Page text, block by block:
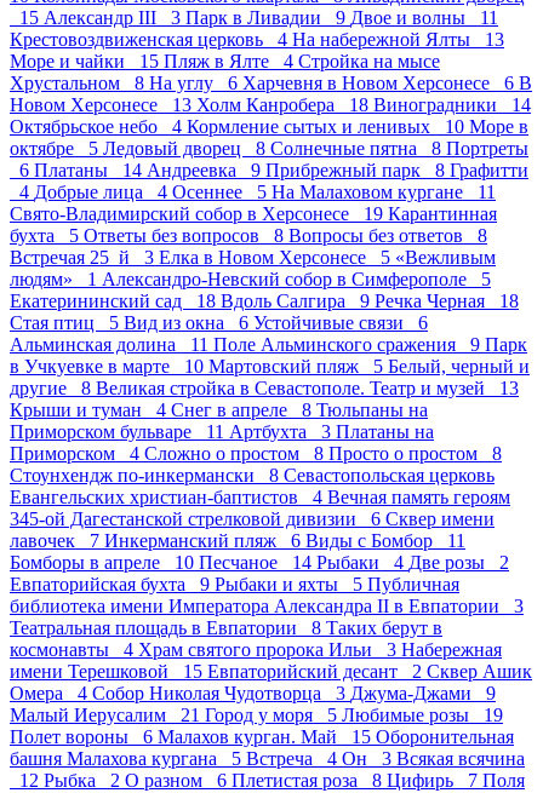
15 Александр III 3 Парк в Ливадии 9 Двое и волны 11
Крестовоздвиженская церковь 4 На набережной Ялты 13
Море и чайки 15 Пляж в Ялте 4 Стройка на мысе
Хрустальном 8 На углу 6 Харчевня в Новом Херсонесе 6 В
Новом Херсонесе 13 Холм Канробера 18 Виноградники 14
Октябрьское небо 4 Кормление сытых и ленивых 10 Море в
октябре 5 Ледовый дворец 8 Солнечные пятна 8 Портреты
6 Платаны 14 Андреевка 9 Прибрежный парк 8 Графитти
4 Добрые лица 4 Осеннее 5 На Малаховом кургане 11
Свято-Владимирский собор в Херсонесе 19 Карантинная
бухта 5 Ответы без вопросов 8 Вопросы без ответов 8
Встречая 25_й 3 Елка в Новом Херсонесе 5 «Вежливым
людям» 1 Александро-Невский собор в Симферополе 5
Екатерининский сад 18 Вдоль Салгира 9 Речка Черная 18
Стая птиц 5 Вид из окна 6 Устойчивые связи 6
Альминская долина 11 Поле Альминского сражения 9 Парк
в Учкуевке в марте 10 Мартовский пляж 5 Белый, черный и
другие 8 Великая стройка в Севастополе. Театр и музей 13
Крыши и туман 4 Снег в апреле 8 Тюльпаны на
Приморском бульваре 11 Артбухта 3 Платаны на
Приморском 4 Сложно о простом 8 Просто о простом 8
Стоунхендж по-инкермански 8 Севастопольская церковь
Евангельских христиан-баптистов 4 Вечная память героям
345-ой Дагестанской стрелковой дивизии 6 Сквер имени
лавочек 7 Инкерманский пляж 6 Виды с Бомбор 11
Бомборы в апреле 10 Песчаное 14 Рыбаки 4 Две розы 2
Евпаторийская бухта 9 Рыбаки и яхты 5 Публичная
библиотека имени Императора Александра II в Евпатории 3
Театральная площадь в Евпатории 8 Таких берут в
космонавты 4 Храм святого пророка Ильи 3 Набережная
имени Терешковой 15 Евпаторийский десант 2 Сквер Ашик
Омера 4 Собор Николая Чудотворца 3 Джума-Джами 9
Малый Иерусалим 21 Город у моря 5 Любимые розы 19
Полет вороны 6 Малахов курган. Май 15 Оборонительная
башня Малахова кургана 5 Встреча 4 Он 3 Всякая всячина
12 Рыбка 2 О разном 6 Плетистая роза 8 Цифирь 7 Поля